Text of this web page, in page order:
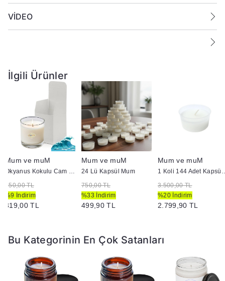
Mumları yanıcı maddelerin yakınlarına koymayın.
VİDEO
İlgili Ürünler
Mum ve muM
Okyanus Kokulu Cam Bardak İçi Mum
350,00 TL
%9 İndirim
319,00 TL
Mum ve muM
24 Lü Kapsül Mum
750,00 TL
%33 İndirim
499,90 TL
Mum ve muM
1 Koli 144
3.500,00 TL
%20 İndirim
2.799,90 TL
Bu Kategorinin En Çok Satanları